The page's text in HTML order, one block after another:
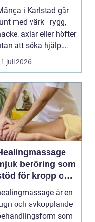
i Karlstad går
med värk i rygg,
axlar eller höfter
att söka hjälp.
har ...
juli 2026
beröring som
för kropp och
är en
och avkopplande
som